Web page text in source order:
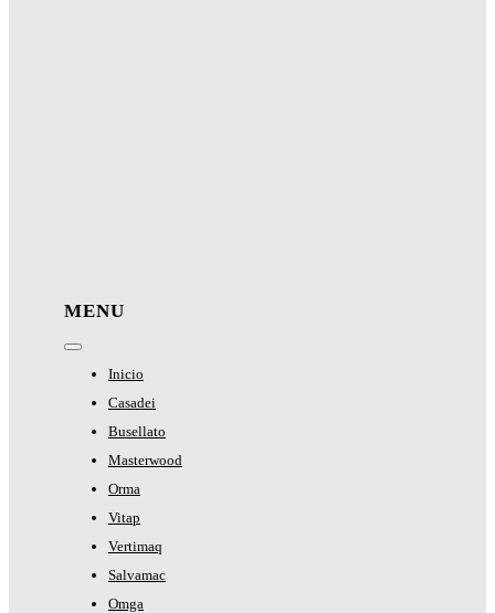
MENU
Toggle
Navigation
Inicio
Casadei
Busellato
Masterwood
Orma
Vitap
Vertimaq
Salvamac
Omga